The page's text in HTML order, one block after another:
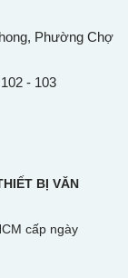
Phường Chợ
- 103
BỊ VĂN
cấp ngày